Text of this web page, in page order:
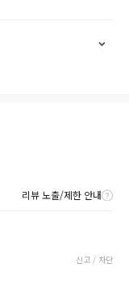
리뷰 노출/제한 안내
신고 / 차단